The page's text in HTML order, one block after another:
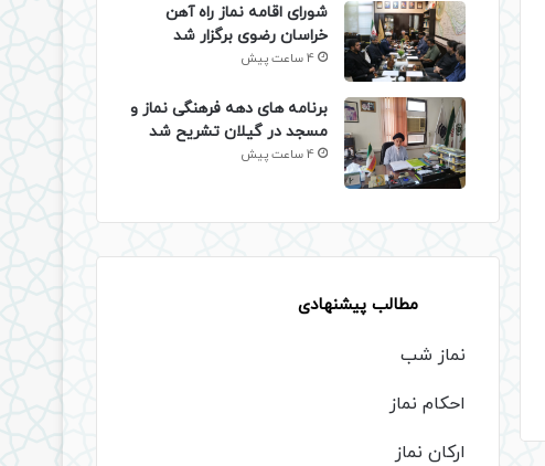
شورای اقامه نماز راه آهن
خراسان رضوی برگزار شد
4 ساعت پیش
برنامه های دهه فرهنگی نماز و
مسجد در گیلان تشریح شد
4 ساعت پیش
مطالب پیشنهادی
نماز شب
احکام نماز
ارکان نماز